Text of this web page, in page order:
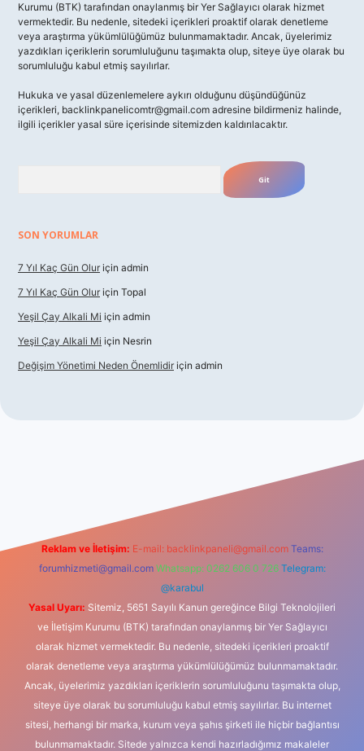
Kurumu (BTK) tarafından onaylanmış bir Yer Sağlayıcı olarak hizmet
vermektedir. Bu nedenle, sitedeki içerikleri proaktif olarak denetleme
veya araştırma yükümlülüğümüz bulunmamaktadır. Ancak, üyelerimiz
yazdıkları içeriklerin sorumluluğunu taşımakta olup, siteye üye olarak bu
sorumluluğu kabul etmiş sayılırlar.
Hukuka ve yasal düzenlemelere aykırı olduğunu düşündüğünüz
içerikleri, backlinkpanelicomtr@gmail.com adresine bildirmeniz halinde,
ilgili içerikler yasal süre içerisinde sitemizden kaldırılacaktır.
SON YORUMLAR
7 Yıl Kaç Gün Olur için admin
7 Yıl Kaç Gün Olur için Topal
Yeşil Çay Alkali Mi için admin
Yeşil Çay Alkali Mi için Nesrin
Değişim Yönetimi Neden Önemlidir için admin
Reklam ve İletişim: E-mail: backlinkpaneli@gmail.com Teams:
forumhizmeti@gmail.com Whatsapp: 0262 606 0 726 Telegram:
@karabul
Yasal Uyarı: Sitemiz, 5651 Sayılı Kanun gereğince Bilgi Teknolojileri
ve İletişim Kurumu (BTK) tarafından onaylanmış bir Yer Sağlayıcı
olarak hizmet vermektedir. Bu nedenle, sitedeki içerikleri proaktif
olarak denetleme veya araştırma yükümlülüğümüz bulunmamaktadır.
Ancak, üyelerimiz yazdıkları içeriklerin sorumluluğunu taşımakta olup,
siteye üye olarak bu sorumluluğu kabul etmiş sayılırlar. Bu internet
sitesi, herhangi bir marka, kurum veya şahıs şirketi ile hiçbir bağlantısı
bulunmamaktadır. Sitede yalnızca kendi hazırladığımız makaleler